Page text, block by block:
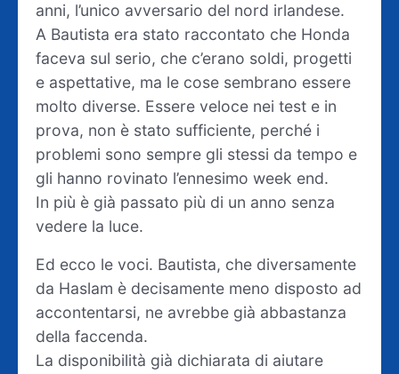
anni, l’unico avversario del nord irlandese.
A Bautista era stato raccontato che Honda
faceva sul serio, che c’erano soldi, progetti
e aspettative, ma le cose sembrano essere
molto diverse. Essere veloce nei test e in
prova, non è stato sufficiente, perché i
problemi sono sempre gli stessi da tempo e
gli hanno rovinato l’ennesimo week end.
In più è già passato più di un anno senza
vedere la luce.
Ed ecco le voci. Bautista, che diversamente
da Haslam è decisamente meno disposto ad
accontentarsi, ne avrebbe già abbastanza
della faccenda.
La disponibilità già dichiarata di aiutare